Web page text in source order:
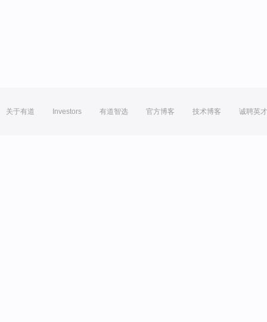
关于有道 Investors 有道智选 官方博客 技术博客 诚聘英才